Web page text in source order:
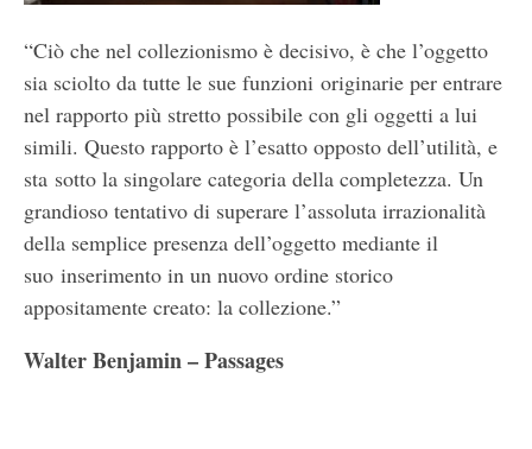
“Ciò che nel collezionismo è decisivo, è che l’oggetto
sia sciolto da tutte le sue funzioni originarie per entrare
nel rapporto più stretto possibile con gli oggetti a lui
simili. Questo rapporto è l’esatto opposto dell’utilità, e
sta sotto la singolare categoria della completezza. Un
grandioso tentativo di superare l’assoluta irrazionalità
della semplice presenza dell’oggetto mediante il
suo inserimento in un nuovo ordine storico
appositamente creato: la collezione.”
Walter Benjamin – Passages